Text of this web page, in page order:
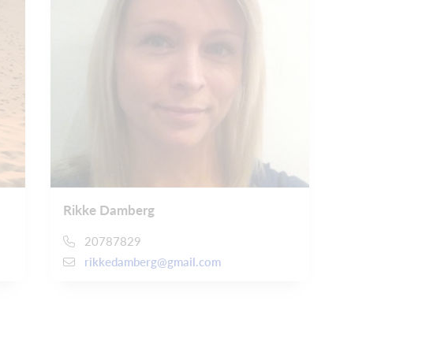
Rikke Damberg
20787829
rikkedamberg@gmail.com